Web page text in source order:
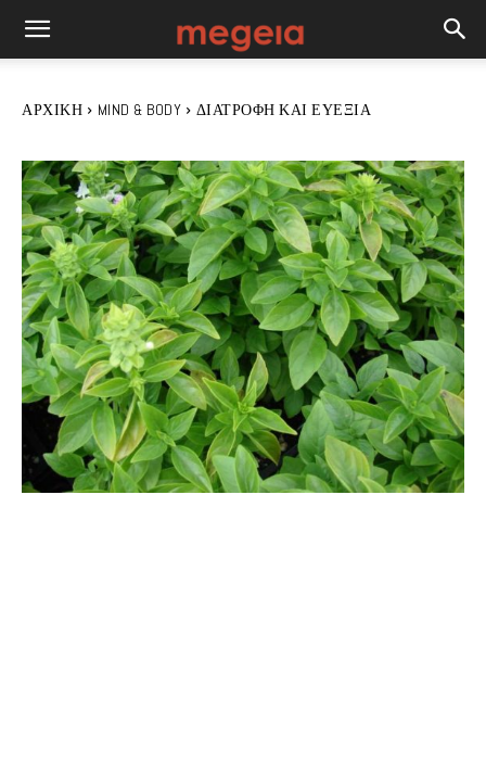
ΑΡΧΙΚΉ MIND & BODY ΔΙΑΤΡΟΦΉ ΚΑΙ ΕΥΕΞΊΑ